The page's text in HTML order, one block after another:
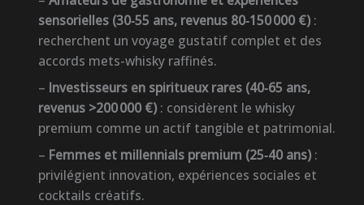
sensorielles (30‑55 ans, revenus 80‑150 000 €) :
recherchent un voyage gustatif complet et des
accords mets-whisky raffinés.
– Investisseurs en spiritueux rares (40‑65 ans,
revenus >200 000 €) : considèrent le whisky
premium comme un actif tangible et patrimonial.
– Femmes et millennials premium (25‑40 ans) :
privilégient innovation, expériences sociales et
cocktails créatifs.